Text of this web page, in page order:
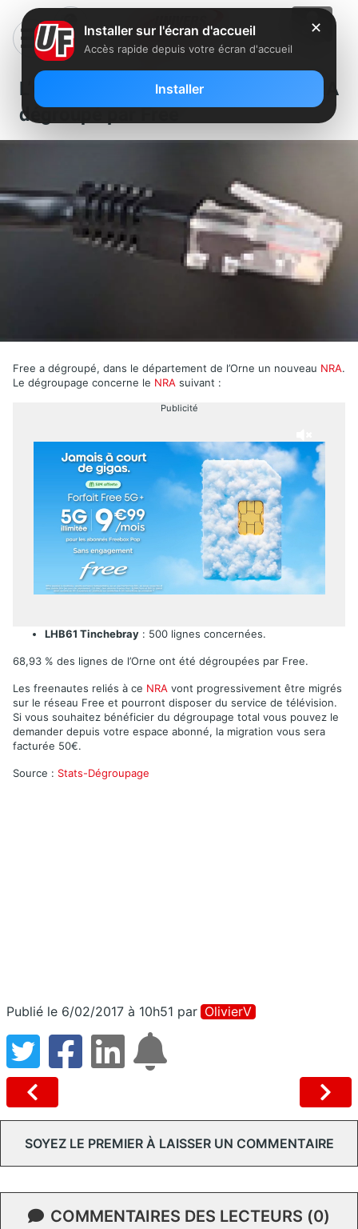
L’Orne accueille un nouveau NRA
dégroupé par Free
Free a dégroupé, dans le département de l’Orne un nouveau NRA.
Le dégroupage concerne le NRA suivant :
Publicité
LHB61 Tinchebray : 500 lignes concernées.
68,93 % des lignes de l’Orne ont été dégroupées par Free.
Les freenautes reliés à ce NRA vont progressivement être migrés
sur le réseau Free et pourront disposer du service de télévision.
Si vous souhaitez bénéficier du dégroupage total vous pouvez le
demander depuis votre espace abonné, la migration vous sera
facturée 50€.
Source : Stats-Dégroupage
Publié le 6/02/2017 à 10h51 par OlivierV
SOYEZ LE PREMIER À LAISSER UN COMMENTAIRE
COMMENTAIRES DES LECTEURS (0)
✕
Installer sur l'écran d'accueil
Accès rapide depuis votre écran d'accueil
Installer